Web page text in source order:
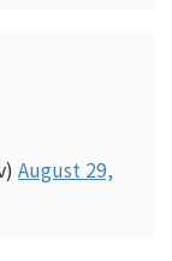
August 29,